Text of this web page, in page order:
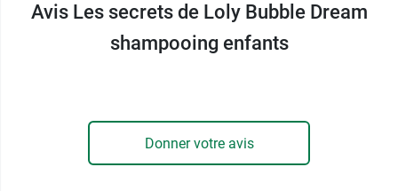
Avis Les secrets de Loly Bubble Dream
shampooing enfants
Donner votre avis